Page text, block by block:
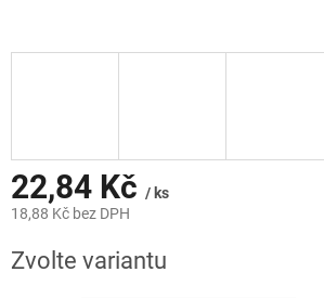
22,84 Kč / ks
18,88 Kč bez DPH
cena:
Zvolte variantu